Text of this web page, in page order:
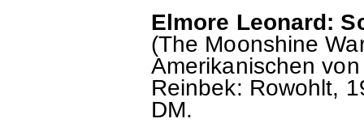
Elmore Leonard:
(The Moonshine
Amerikanischen
Reinbek: Rowohlt,
DM.